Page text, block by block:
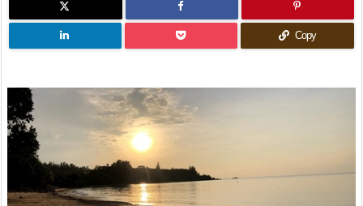
Copy